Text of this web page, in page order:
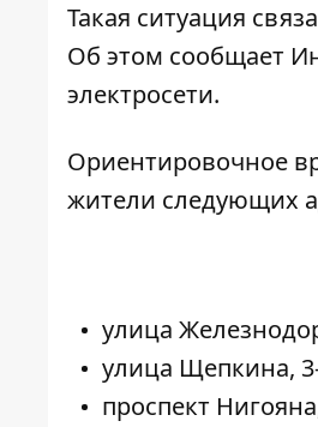
Такая ситуация
Об этом сообщает
электросети.
Ориентировочное
жители следующих
улица
улица Щепкина,
проспект